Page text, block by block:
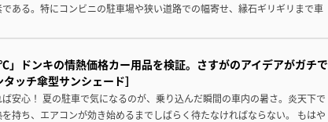
ある。特にコンビニの駐車場や狭い道路での幅寄せ、縁石ギリギリまで車
ドンキの情熱価格カー用品を検証。さすがのアイデアがガチで
ッチ傘型サンシェード］
安心！ 夏の駐車で気になるのが、乗り込んだ瞬間の車内の暑さ。炎天下で
持ち、エアコンが効き始めるまでしばらく待たなければならない。 もはや